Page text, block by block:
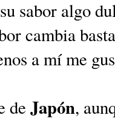
sabor algo
cambia
a mí me
de Japón,